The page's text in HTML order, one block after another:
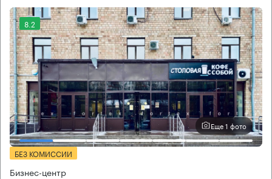
8.2
Еще 1 фото
БЕЗ КОМИССИИ
Бизнес-центр